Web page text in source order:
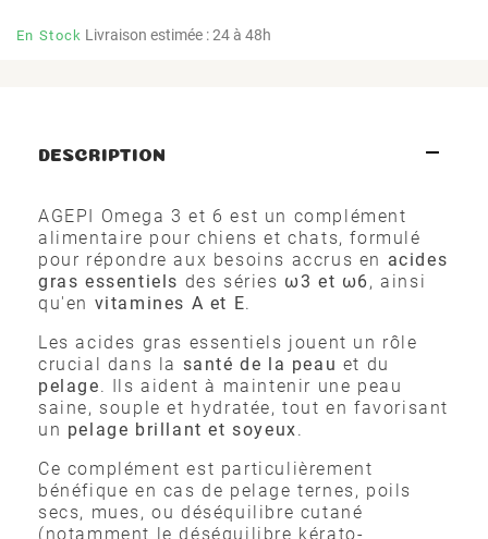
En Stock Livraison estimée : 24 à 48h
DESCRIPTION
AGEPI Omega 3 et 6 est un complément
alimentaire pour chiens et chats, formulé
pour répondre aux besoins accrus en acides
gras essentiels des séries ω3 et ω6, ainsi
qu'en vitamines A et E.
Les acides gras essentiels jouent un rôle
crucial dans la santé de la peau et du
pelage. Ils aident à maintenir une peau
saine, souple et hydratée, tout en favorisant
un pelage brillant et soyeux.
Ce complément est particulièrement
bénéfique en cas de pelage ternes, poils
secs, mues, ou déséquilibre cutané
(notamment le déséquilibre kérato-